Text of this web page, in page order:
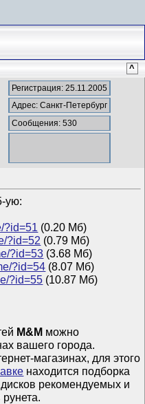
^
Регистрация: 25.11.2005
Адрес: Санкт-Петербург
Сообщения: 530
ую:
?id=51 (0.20 Мб)
?id=52 (0.79 Мб)
?id=53 (3.68 Мб)
?id=54 (8.07 Мб)
?id=55 (10.87 Мб)
M&M можно
вашего города.
магазинах, для этого
находится подборка
рекомендуемых и